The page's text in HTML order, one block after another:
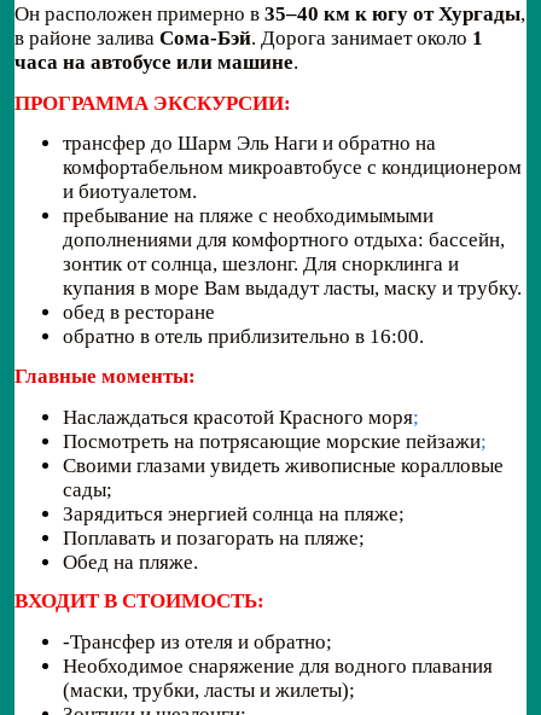
Он расположен примерно в 35–40 км к югу от Хургады,
в районе залива Сома-Бэй. Дорога занимает около 1
часа на автобусе или машине.
ПРОГРАММА ЭКСКУРСИИ:
трансфер до Шарм Эль Наги и обратно на
комфортабельном микроавтобусе с кондиционером
и биотуалетом.
пребывание на пляже с необходимымыми
дополнениями для комфортного отдыха: бассейн,
зонтик от солнца, шезлонг. Для снорклинга и
купания в море Вам выдадут ласты, маску и трубку.
обед в ресторане
обратно в отель приблизительно в 16:00.
Главные моменты:
Наслаждаться красотой Красного моря;
Посмотреть на потрясающие морские пейзажи;
Своими глазами увидеть живописные коралловые
сады;
Зарядиться энергией солнца на пляже;
Поплавать и позагорать на пляже;
Обед на пляже.
ВХОДИТ В СТОИМОСТЬ:
-Трансфер из отеля и обратно;
Необходимое снаряжение для водного плавания
(маски, трубки, ласты и жилеты);